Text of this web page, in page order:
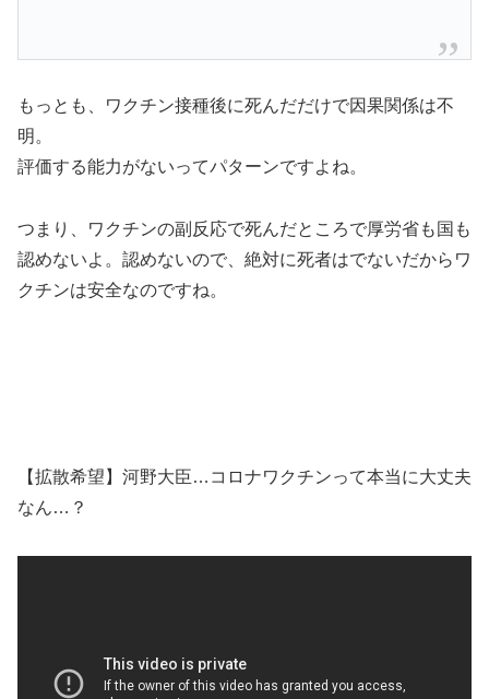
もっとも、ワクチン接種後に死んだだけで因果関係は不
明。
評価する能力がないってパターンですよね。
つまり、ワクチンの副反応で死んだところで厚労省も国も
認めないよ。認めないので、絶対に死者はでないだからワ
クチンは安全なのですね。
【拡散希望】河野大臣…コロナワクチンって本当に大丈夫
なん…？